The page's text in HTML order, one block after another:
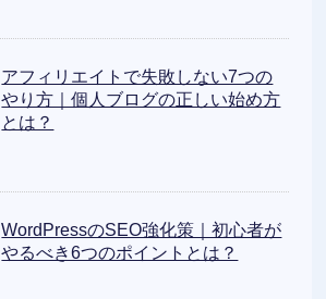
アフィリエイトで失敗しない7つの
やり方｜個人ブログの正しい始め方
とは？
WordPressのSEO強化策｜初心者が
やるべき6つのポイントとは？